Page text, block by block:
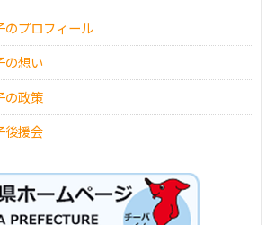
のプロフィール
の想い
の政策
後援会